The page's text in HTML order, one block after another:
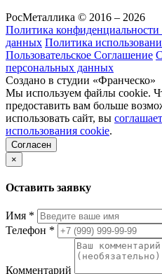
РосМеталлика © 2016 – 2026
Политика
данных Политика
Пользовательское Соглашение
персональных данных
Создано в студии «Франческо»
Мы используем файлы cookie.
предоставить вам больше
использовать сайт, вы
использования cookie.
Согласен
×
Оставить заявку
Имя *
Телефон *
Комментарий